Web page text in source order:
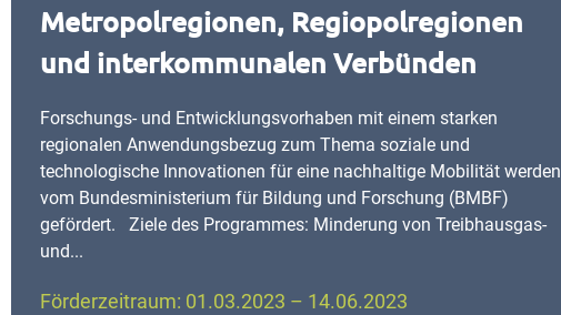
Metropolregionen, Regiopolregionen
und interkommunalen Verbünden
Forschungs- und Entwicklungsvorhaben mit einem starken
regionalen Anwendungsbezug zum Thema soziale und
technologische Innovationen für eine nachhaltige Mobilität werden
vom Bundesministerium für Bildung und Forschung (BMBF)
gefördert. Ziele des Programmes: Minderung von Treibhausgas-
und...
Förderzeitraum: 01.03.2023 – 14.06.2023